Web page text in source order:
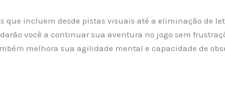
que incluem desde pistas visuais até a eliminação de
você a continuar sua aventura no jogo sem
melhora sua agilidade mental e capacidade de